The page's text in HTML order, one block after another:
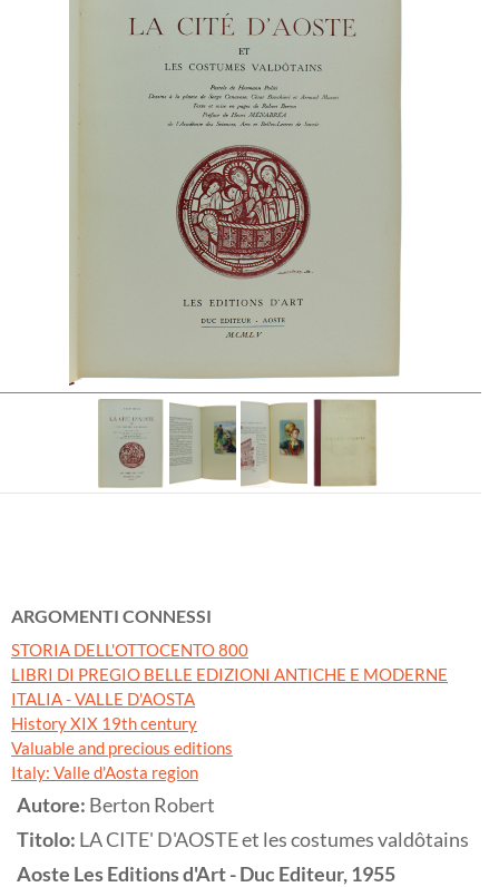
ARGOMENTI CONNESSI
STORIA DELL'OTTOCENTO 800
LIBRI DI PREGIO BELLE EDIZIONI ANTICHE E MODERNE
ITALIA - VALLE D'AOSTA
History XIX 19th century
Valuable and precious editions
Italy: Valle d'Aosta region
Autore: Berton Robert
Titolo: LA CITE' D'AOSTE et les costumes valdôtains
Aoste Les Editions d'Art - Duc Editeur,1955